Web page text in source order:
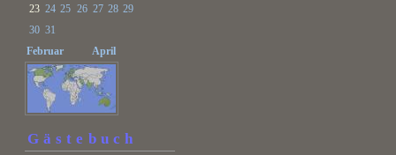
23 24 25 26 27 28 29
30 31
Februar
April
Gästebuch